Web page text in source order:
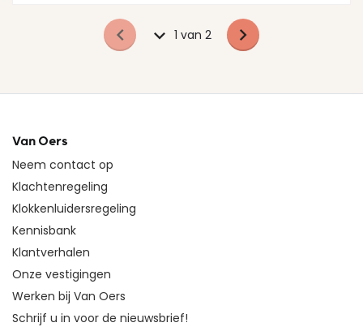
1 van 2
Van Oers
Neem contact op
Klachtenregeling
Klokkenluidersregeling
Kennisbank
Klantverhalen
Onze vestigingen
Werken bij Van Oers
Schrijf u in voor de nieuwsbrief!